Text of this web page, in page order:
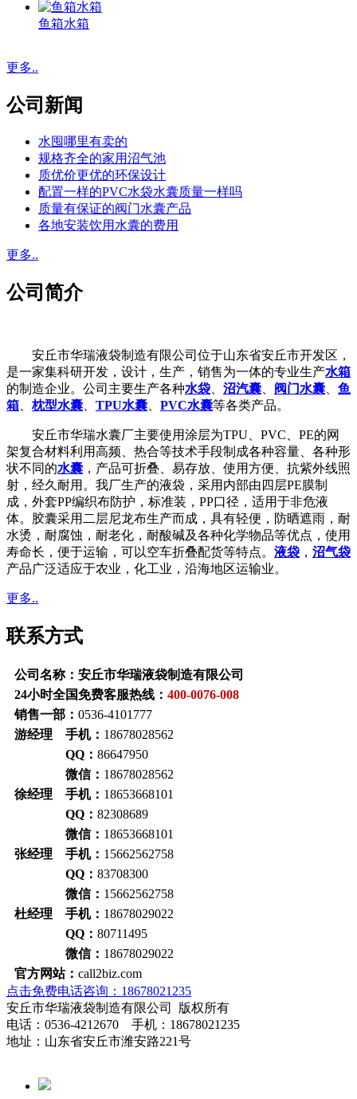
鱼箱水箱
更多..
公司新闻
水囤哪里有卖的
规格齐全的家用沼气池
质优价更优的环保设计
配置一样的PVC水袋水囊质量一样吗
质量有保证的阀门水囊产品
各地安装饮用水囊的费用
更多..
公司简介
安丘市华瑞液袋制造有限公司位于山东省安丘市开发区，
是一家集科研开发，设计，生产，销售为一体的专业生产水箱
的制造企业。公司主要生产各种水袋、 沼汽囊、 阀门水囊、 鱼
箱、 枕型水囊、 TPU水囊、 PVC水囊等各类产品。
安丘市华瑞水囊厂主要使用涂层为TPU、PVC、PE的网
架复合材料利用高频、热合等技术手段制成各种容量、各种形
状不同的水囊 ，产品可折叠、易存放、使用方便、抗紫外线照
射，经久耐用。我厂生产的液袋，采用内部由四层PE膜制
成，外套PP编织布防护，标准装，PP口径，适用于非危液
体。胶囊采用二层尼龙布生产而成，具有轻便，防晒遮雨，耐
水烫，耐腐蚀，耐老化，耐酸碱及各种化学物品等优点，使用
寿命长，便于运输，可以空车折叠配货等特点。 液袋 ， 沼气袋
产品广泛适应于农业，化工业，沿海地区运输业。
更多..
联系方式
公司名称：安丘市华瑞液袋制造有限公司
24小时全国免费客服热线： 400-0076-008
销售一部： 0536-4101777
游经理 手机： 18678028562
QQ： 86647950
微信： 18678028562
徐经理 手机： 18653668101
QQ： 82308689
微信： 18653668101
张经理 手机： 15662562758
QQ： 83708300
微信： 15662562758
杜经理 手机： 18678029022
QQ： 80711495
微信： 18678029022
官方网站： call2biz.com
点击免费电话咨询：18678021235
安丘市华瑞液袋制造有限公司 版权所有
电话：0536-4212670 手机：18678021235
地址：山东省安丘市潍安路221号